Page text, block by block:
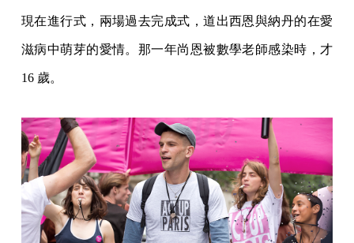
現在進行式，兩場過去完成式，道出西恩與納丹的在愛
滋病中萌芽的愛情。那一年尚恩被數學老師感染時，才
16 歲。